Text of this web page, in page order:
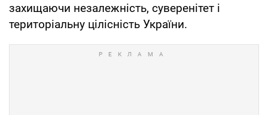
захищаючи незалежність, суверенітет і
територіальну цілісність України.